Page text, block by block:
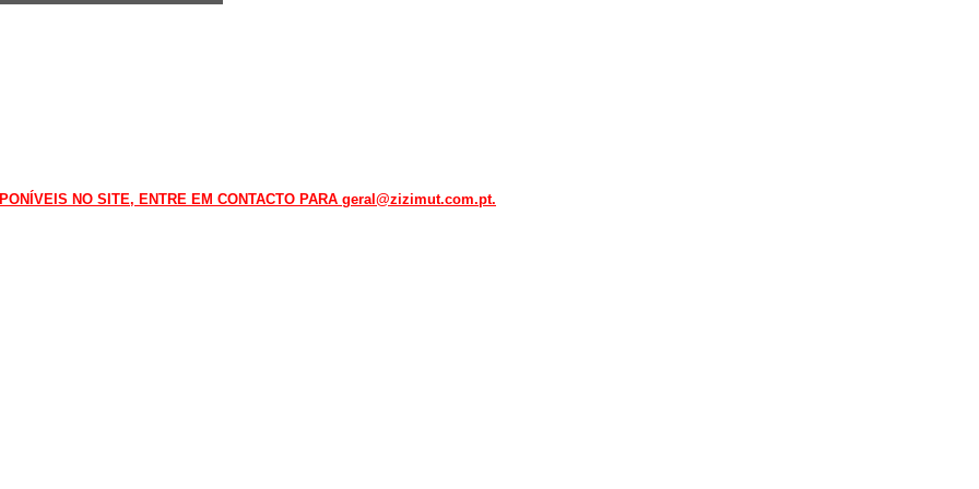
NO SITE, ENTRE EM CONTACTO PARA geral@zizimut.com.pt.